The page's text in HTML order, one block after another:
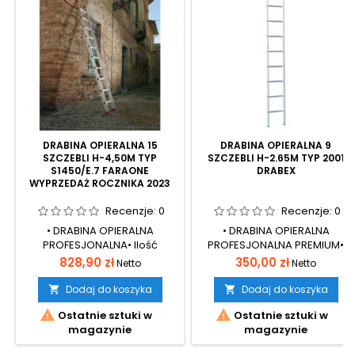
DRABINA OPIERALNA 15
SZCZEBLI H-4,50M TYP
S1450/E.7 FARAONE
WYPRZEDAŻ ROCZNIKA 2023
Recenzje: 0
• DRABINA OPIERALNA
PROFESJONALNA• Ilość
szczebli: 15• Wysokość
całkowita: 4,50 m• Drabina
bezpieczna i stabilna•
Wygodne szczeble o
wymiarach 30×30 mm•
Odpowiada normie EN 131
Cena
828,90 zł Netto
 Dodaj do koszyka
 Ostatnie sztuki w
magazynie
DRABINA OPIERALNA 9
SZCZEBLI H-2.65M TYP 2001
DRABEX
Recenzje: 0
• DRABINA OPIERALNA
PROFESJONALNA PREMIUM•
Ilość szczebli: 9• Wysokość
całkowita: 2,65 m•
Funkcjonalna drabina
przystawna do zastosowań
wszechstronnych i
profesjonalnych • Składająca
się z jednego elementu z
Cena
350,00 złNetto
 Dodaj do koszyka
 Ostatnie sztuki w
magazynie